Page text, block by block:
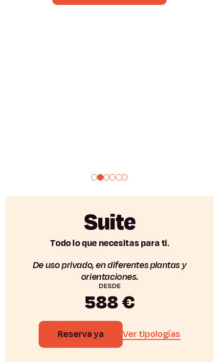
Suite
Todo lo que necesitas para ti.
De uso privado, en diferentes plantas y
orientaciones.
DESDE
588 €
Reserva ya Ver tipologías